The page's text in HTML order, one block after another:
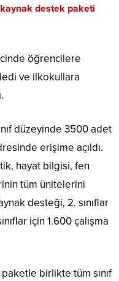
destek paketi
öğrencilere
ve ilkokullara
düzeyinde 3500 adet
erişime açıldı.
hayat bilgisi, fen
tüm ünitelerini
desteği, 2. sınıflar
için 1.600 çalışma
birlikte tüm sınıf